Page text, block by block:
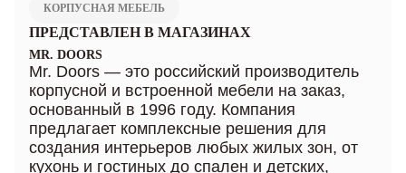
КОРПУСНАЯ МЕБЕЛЬ
ПРЕДСТАВЛЕН В МАГАЗИНАХ
MR. DOORS
Mr. Doors — это российский производитель
корпусной и встроенной мебели на заказ,
основанный в 1996 году. Компания
предлагает комплексные решения для
создания интерьеров любых жилых зон, от
кухонь и гостиных до спален и детских,